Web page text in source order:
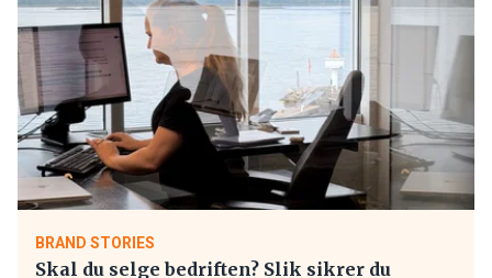
BRAND STORIES
Skal du selge bedriften? Slik sikrer du